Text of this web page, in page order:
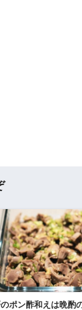
ポン酢和えは晩酌